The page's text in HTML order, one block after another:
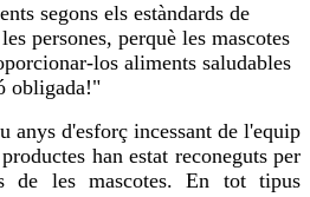
segons els estàndards de
persones, perquè les mascotes
los aliments saludables
obligada!"
anys d'esforç incessant de l'equip
han estat reconeguts per
de les mascotes. En tot tipus